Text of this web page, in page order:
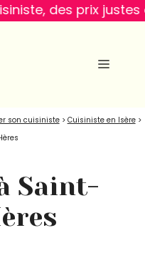
des prix justes et
MENU
son cuisiniste> Cuisiniste en Isère>
Saint-